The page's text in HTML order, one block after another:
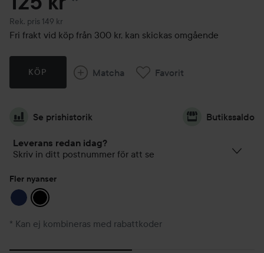
Rek. pris 149 kr
Rekommenderat pris 149 kr
Fri frakt vid köp från 300 kr, kan skickas omgående
KÖP Matcha Favorit
Se prishistorik Butikssaldo
Leverans redan idag?
Skriv in ditt postnummer för att se
Fler nyanser
* Kan ej kombineras med rabattkoder